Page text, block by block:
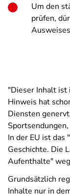
Um den
prüfen,
"Dieser Inhalt ist
Hinweis hat
Diensten
In der EU ist
Geschichte. Die
Aufenthalte"
Grundsätzlich
Inhalte nur in